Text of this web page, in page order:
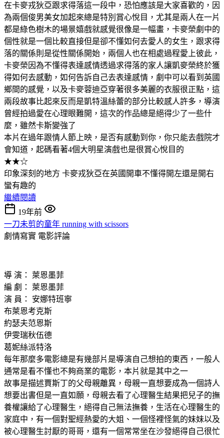
在卡麥戎狄亞跟求得落這一段中，恐怕應該是大家喜歡的，因
為兩個俊男美女加起來總是特別賞心悅目，尤其是兩人在一片
都是綠色樹木的場景嬉戲就感覺很像是一幅畫，卡麥榮劇中的
個性就是一個比較直接但是卻不懂如何去愛人的女生，跟求得
落的關係則是從性關係開始，兩個人也在相處過程愛上彼此，
卡麥榮因為不懂得表達感情透過求得落的家人讓凱麥榮終於獲
得如何去感動，如何告訴自己去表達感情，劇中可以看到英國
鄉間的感覺，以及卡麥蓉迪亞穿著很多美麗的衣服很正點，這
兩段故事比起來反而是凱特溫絲蕾的部分比較感人許多，導演
曾經拍過愛在心理眼難開，這次的作品總是絕得少了一些什
麼，雖然卡斯變強了
本片在過年跟情人節上映，是否有感動到你，你只能去戲院才
會知道，起碼看著4個大明星演戲也是很賞心悅目的
★★☆
印象深刻的地方 卡麥戎狄亞在英國開車不懂得開左還是開右
蠻有趣的
繼續閱讀
19年前
一刀未剪的童年 running with scissors
劇情寫實 電影評論
導 演： 萊恩墨菲
編 劇： 萊恩墨菲
演 員： 安娜特班寧
布萊恩考克斯
約瑟夫范恩斯
伊雯瑞秋伍德
葛妮絲派特洛
每年那麼多電影總是有幾部片是導演自己想拍的東西，一般人
通常是看不懂也不夠商業的電影，本片就是其中之一
故事是描述賈斯丁的父母親離異，母親一直想要成為一個詩人
想要出書但是一直如願，母親去看了心理醫生結果把兒子的撫
養權讓給了心理醫生，絕得自己無法撫養，生活在心理醫生的
家庭中，有一個對聖經熱愛的大姐、一個怪裡怪氣的妹妹以及
被心理醫生討厭的哥哥，還有一個常常坐在沙發絕得自己很忙